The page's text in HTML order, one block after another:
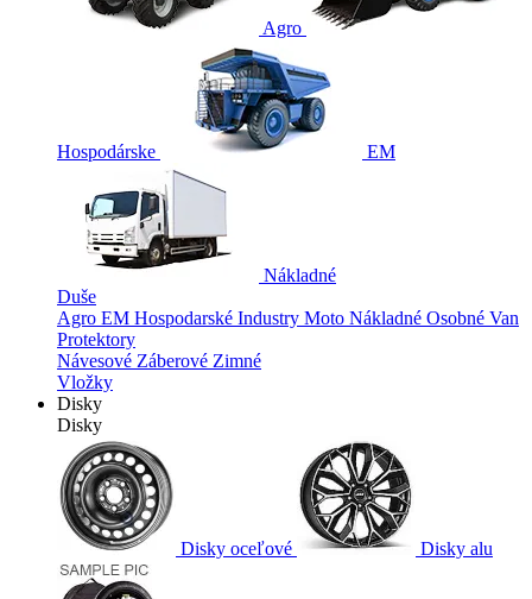
Agro
Hospodárske EM
Nákladné
Duše
Agro EM Hospodarské Industry Moto Nákladné Osobné Van
Protektory
Návesové Záberové Zimné
Vložky
Disky
Disky
Disky oceľové Disky alu